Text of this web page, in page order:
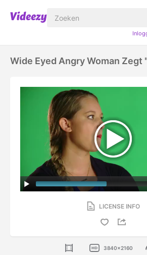
Wide Eyed Angry Woman Zegt
LICENSE INFO
3840x2160